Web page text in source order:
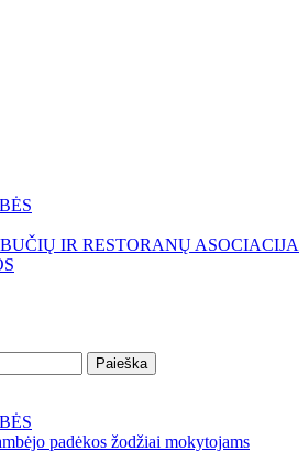
IR RESTORANŲ ASOCIACIJA
padėkos žodžiai mokytojams